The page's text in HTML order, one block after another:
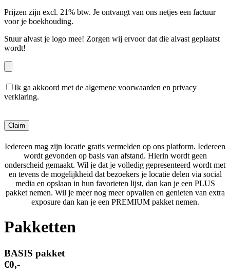
Prijzen zijn excl. 21% btw. Je ontvangt van ons netjes een factuur
voor je boekhouding.
Stuur alvast je logo mee! Zorgen wij ervoor dat die alvast geplaatst
wordt!
Ik ga akkoord met de algemene voorwaarden en privacy
verklaring.
Iedereen mag zijn locatie gratis vermelden op ons platform. Iedereen
wordt gevonden op basis van afstand. Hierin wordt geen
onderscheid gemaakt. Wil je dat je volledig gepresenteerd wordt met
en tevens de mogelijkheid dat bezoekers je locatie delen via social
media en opslaan in hun favorieten lijst, dan kan je een PLUS
pakket nemen. Wil je meer nog meer opvallen en genieten van extra
exposure dan kan je een PREMIUM pakket nemen.
Pakketten
BASIS pakket
€0,-